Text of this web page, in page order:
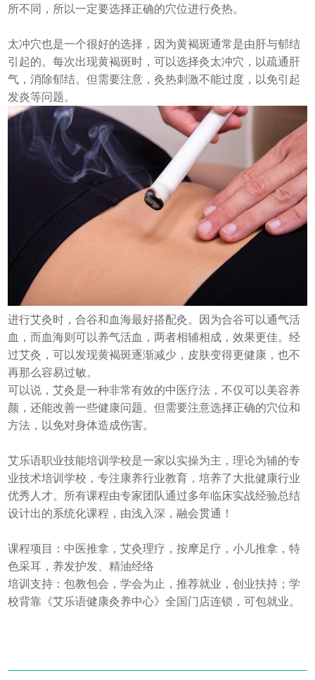
所不同，所以一定要选择正确的穴位进行灸热。
太冲穴也是一个很好的选择，因为黄褐斑通常是由肝与郁结
引起的。每次出现黄褐斑时，可以选择灸太冲穴，以疏通肝
气，消除郁结。但需要注意，灸热刺激不能过度，以免引起
发炎等问题。
进行艾灸时，合谷和血海最好搭配灸。因为合谷可以通气活
血，而血海则可以养气活血，两者相辅相成，效果更佳。经
过艾灸，可以发现黄褐斑逐渐减少，皮肤变得更健康，也不
再那么容易过敏。
可以说，艾灸是一种非常有效的中医疗法，不仅可以美容养
颜，还能改善一些健康问题。但需要注意选择正确的穴位和
方法，以免对身体造成伤害。
艾乐语职业技能培训学校是一家以实操为主，理论为辅的专
业技术培训学校，专注康养行业教育，培养了大批健康行业
优秀人才。所有课程由专家团队通过多年临床实战经验总结
设计出的系统化课程，由浅入深，融会贯通！
课程项目：中医推拿，艾灸理疗，按摩足疗，小儿推拿，特
色采耳，养发护发、精油经络
培训支持：包教包会，学会为止，推荐就业，创业扶持；学
校背靠《艾乐语健康灸养中心》全国门店连锁，可包就业。